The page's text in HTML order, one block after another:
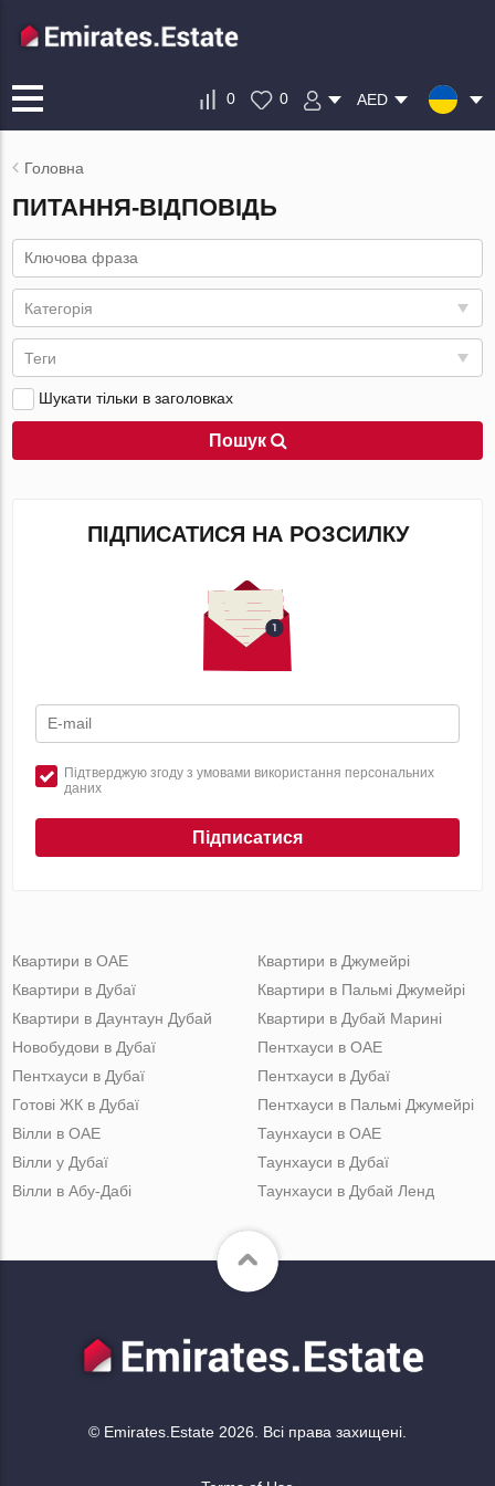
0 0 AED
Головна
ПИТАННЯ-ВІДПОВІДЬ
Категорія
Теги
Пошук
Шукати тільки в заголовках
ПІДПИСАТИСЯ НА РОЗСИЛКУ
Підтверджую згоду з умовами використання персональних
даних
Підписатися
Квартири в ОАЕ
Квартири в Дубаї
Квартири в Даунтаун Дубай
Квартири в Джумейрі
Квартири в Пальмі Джумейрі
Квартири в Дубай Марині
Новобудови в Дубаї
Пентхауси в Дубаї
Готові ЖК в Дубаї
Пентхауси в ОАЕ
Пентхауси в Дубаї
Пентхауси в Пальмі Джумейрі
Вілли в ОАЕ
Вілли у Дубаї
Вілли в Абу-Дабі
Таунхауси в ОАЕ
Таунхауси в Дубаї
Таунхауси в Дубай Ленд
© Emirates.Estate 2026. Всі права захищені.